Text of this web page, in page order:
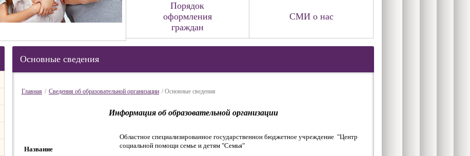
Порядок
оформления
граждан
СМИ о нас
Основные сведения
Главная / Сведения об образовательной организации / Основные сведения
Информация об образовательной организации
Название
Областное специализированное государственнон бюджетное учреждение "Центр
социальной помощи семье и детям "Семья"